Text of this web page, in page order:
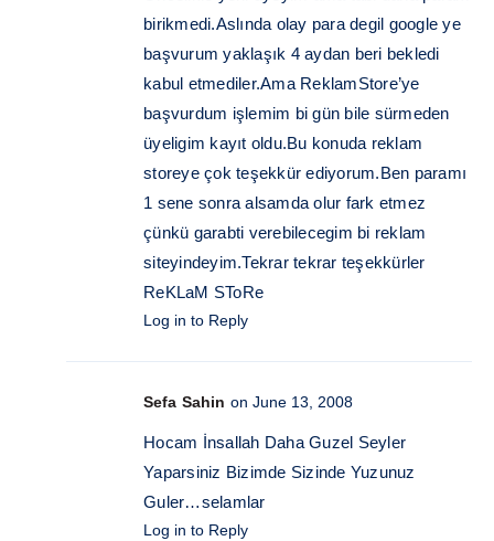
birikmedi.Aslında olay para degil google ye
başvurum yaklaşık 4 aydan beri bekledi
kabul etmediler.Ama ReklamStore’ye
başvurdum işlemim bi gün bile sürmeden
üyeligim kayıt oldu.Bu konuda reklam
storeye çok teşekkür ediyorum.Ben paramı
1 sene sonra alsamda olur fark etmez
çünkü garabti verebilecegim bi reklam
siteyindeyim.Tekrar tekrar teşekkürler
ReKLaM SToRe
Log in to Reply
Sefa Sahin on June 13, 2008
Hocam İnsallah Daha Guzel Seyler
Yaparsiniz Bizimde Sizinde Yuzunuz
Guler…selamlar
Log in to Reply